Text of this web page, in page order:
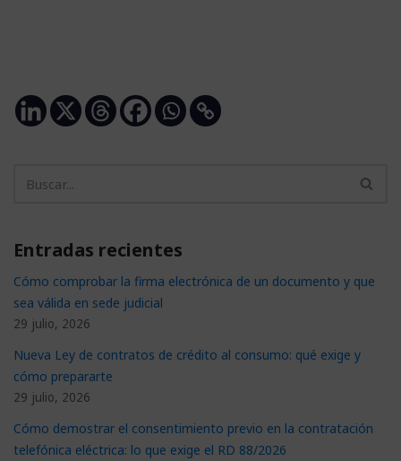
Entradas recientes
Cómo comprobar la firma electrónica de un documento y que
sea válida en sede judicial
29 julio, 2026
Nueva Ley de contratos de crédito al consumo: qué exige y
cómo prepararte
29 julio, 2026
Cómo demostrar el consentimiento previo en la contratación
telefónica eléctrica: lo que exige el RD 88/2026